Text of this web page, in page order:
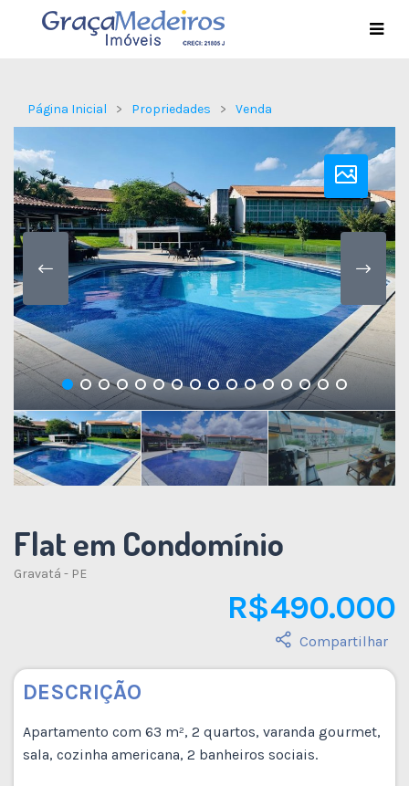
Página Inicial Propriedades Venda
Flat em Condomínio
Gravatá - PE
R$ 490.000
Compartilhar
DESCRIÇÃO
Apartamento com 63 m², 2 quartos, varanda gourmet,
sala, cozinha americana, 2 banheiros sociais.